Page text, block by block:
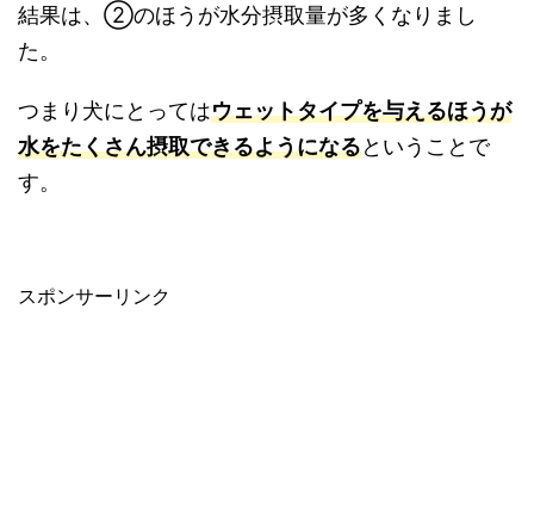
結果は、②のほうが水分摂取量が多くなりまし
た。
つまり犬にとってはウェットタイプを与えるほうが
水をたくさん摂取できるようになるということで
す。
スポンサーリンク